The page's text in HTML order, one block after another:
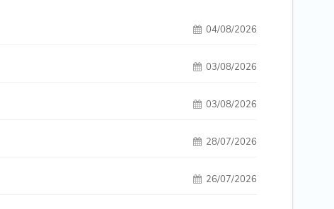
04/08/2026
03/08/2026
03/08/2026
28/07/2026
26/07/2026